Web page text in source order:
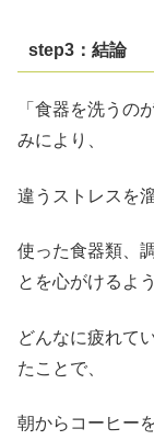
step3：結論
「食器を洗うの
みにより、
違うストレスを
使った食器類、
とを心がけるよ
どんなに疲れて
たことで、
朝からコーヒー